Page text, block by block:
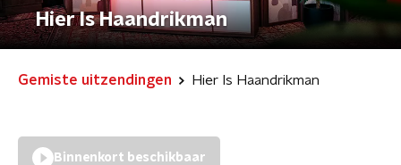
Hier Is Haandrikman
Gemiste uitzendingen Hier Is Haandrikman
Binnenkort beschikbaar